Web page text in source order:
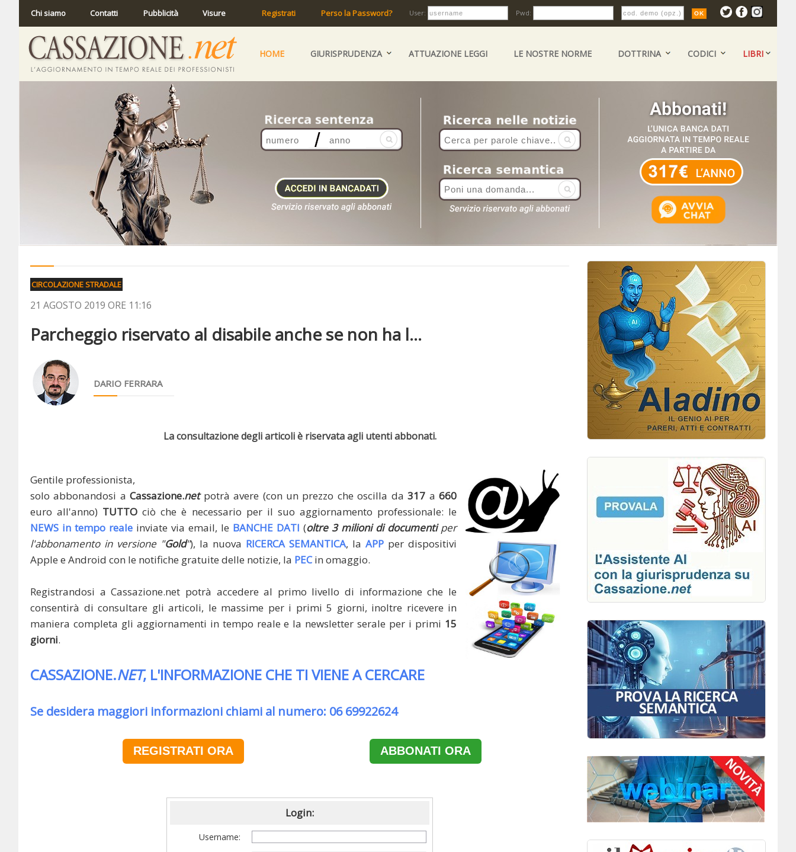
Chi siamo Contatti Pubblicità Visure Registrati Perso la Password? User: Pwd:
HOME GIURISPRUDENZA ATTUAZIONE LEGGI LE NOSTRE NORME DOTTRINA CODICI LIBRI
CIRCOLAZIONE STRADALE
21 AGOSTO 2019 ORE 11:16
Parcheggio riservato al disabile anche se non ha l...
DARIO FERRARA
La consultazione degli articoli è riservata agli utenti abbonati.
Gentile professionista,
solo abbonandosi aCassazione.netpotrà avere (con un prezzo che oscilla da317 a660
euro all'anno) TUTTO ciò che è necessario per il suo aggiornamento professionale: le
NEWS in tempo reale inviate via email, le BANCHE DATI (oltre 3 milioni di documentiper
l'abbonamento in versione "Gold"), la nuova RICERCA SEMANTICA, la APP per dispositivi
Apple e Android con le notifiche gratuite delle notizie, la PECin omaggio.
Registrandosi a Cassazione.net potrà accedere al primo livello di informazione che le
consentirà di consultare gli articoli, le massime per i primi 5 giorni, inoltre ricevere in
maniera completa gli aggiornamenti in tempo reale e la newsletter serale per i primi 15
giorni.
CASSAZIONE.NET, L'INFORMAZIONE CHE TI VIENE A CERCARE
Se desidera maggiori informazioni chiami al numero: 06 69922624
REGISTRATI ORA ABBONATI ORA
Login:
Username: